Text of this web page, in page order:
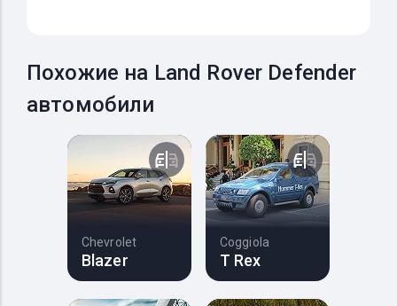
Похожие на Land Rover Defender
автомобили
Chevrolet
Blazer
Coggiola
T Rex